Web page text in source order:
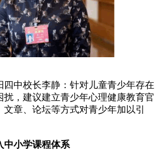
中校长李静：针对儿童青少年存在
扰，建议建立青少年心理健康教育官
章、论坛等方式对青少年加以引
中小学课程体系